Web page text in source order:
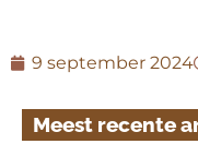
9 september 2024
Meest recente